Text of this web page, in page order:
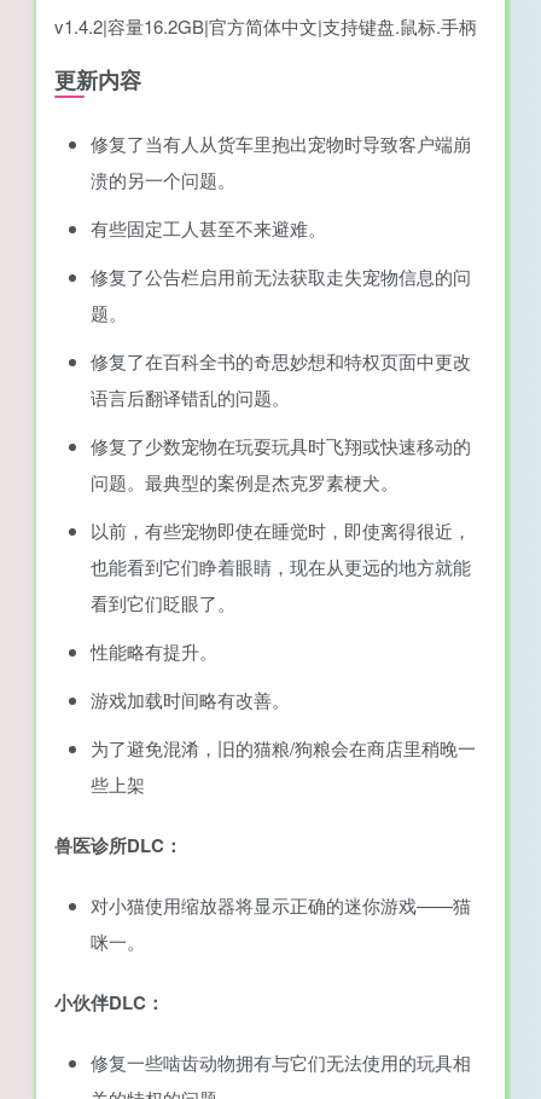
v1.4.2|容量16.2GB|官方简体中文|支持键盘.鼠标.手柄
更新内容
修复了当有人从货车里抱出宠物时导致客户端崩
溃的另一个问题。
有些固定工人甚至不来避难。
修复了公告栏启用前无法获取走失宠物信息的问
题。
修复了在百科全书的奇思妙想和特权页面中更改
语言后翻译错乱的问题。
修复了少数宠物在玩耍玩具时飞翔或快速移动的
问题。最典型的案例是杰克罗素梗犬。
以前，有些宠物即使在睡觉时，即使离得很近，
也能看到它们睁着眼睛，现在从更远的地方就能
看到它们眨眼了。
性能略有提升。
游戏加载时间略有改善。
为了避免混淆，旧的猫粮/狗粮会在商店里稍晚一
些上架
兽医诊所DLC：
对小猫使用缩放器将显示正确的迷你游戏——猫
咪一。
小伙伴DLC：
修复一些啮齿动物拥有与它们无法使用的玩具相